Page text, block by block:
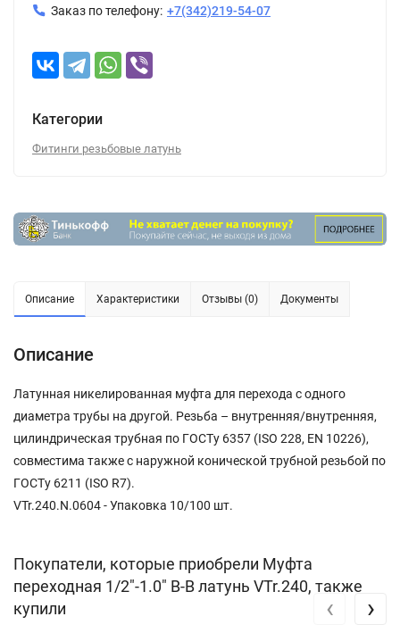
Заказ по телефону: +7(342)219-54-07
Категории
Фитинги резьбовые латунь
Описание Характеристики Отзывы (0) Документы
Описание
Латунная никелированная муфта для перехода с одного
диаметра трубы на другой. Резьба – внутренняя/внутренняя,
цилиндрическая трубная по ГОСТу 6357 (ISO 228, EN 10226),
совместима также с наружной конической трубной резьбой по
ГОСТу 6211 (ISO R7).
VTr.240.N.0604 - Упаковка 10/100 шт.
Покупатели, которые приобрели Муфта
переходная 1/2"-1.0" В-В латунь VTr.240, также
купили
‹ ›